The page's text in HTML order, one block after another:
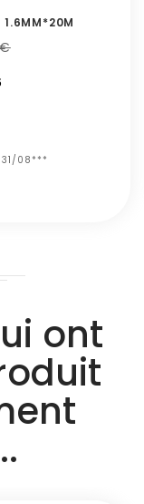
1.6MM*20M
08***
ont